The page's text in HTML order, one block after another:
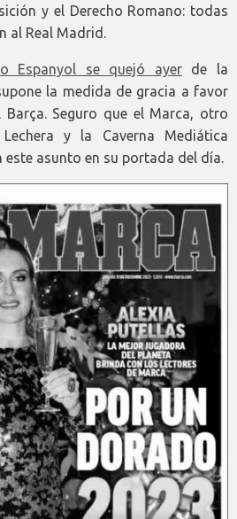
y el Derecho Romano: todas
al Real Madrid.
Espanyol se quejó ayerde la
la medida de gracia a favor
Seguro que el Marca, otro
y la Caverna Mediática
este asunto en su portada del día.